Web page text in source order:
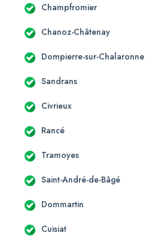
Champfromier
Chanoz-Châtenay
Dompierre-sur-Chalaronne
Sandrans
Civrieux
Rancé
Tramoyes
Saint-André-de-Bâgé
Dommartin
Cuisiat